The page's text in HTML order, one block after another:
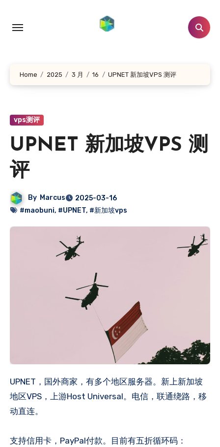
Home 2025 3 月 16 UPNET 新加坡VPS 测评
vps测评
UPNET 新加坡VPS 测
评
By Marcus
2025-03-16
#maobuni, #UPNET, #新加坡vps
UPNET，国外商家，有多个地区服务器。新上新加坡
地区VPS，上游Host Universal。电信，联通绕路，移
动直连。
支持信用卡，PayPal付款。目前有五折循环码：